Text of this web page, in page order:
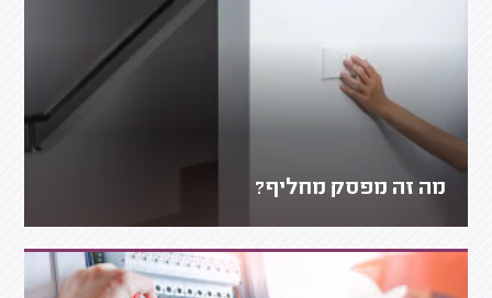
מה זה מפסק מחליף?